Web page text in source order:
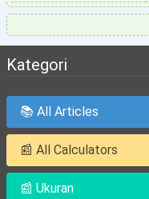
Kategori
📚 All Articles
📰 All Calculators
📰 Ukuran